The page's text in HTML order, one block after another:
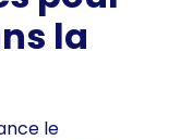
la
le